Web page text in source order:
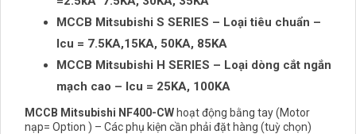
MCCB Mitsubishi S SERIES – Loại tiêu chuẩn –
Icu = 7.5KA,15KA, 50KA, 85KA
MCCB Mitsubishi H SERIES – Loại dòng cắt ngắn
mạch cao – Icu = 25KA, 100KA
MCCB Mitsubishi NF400-CWhoạt động bằng tay (Motor
nạp= Option ) – Các phụ kiện cần phải đặt hàng (tuỳ chọn)